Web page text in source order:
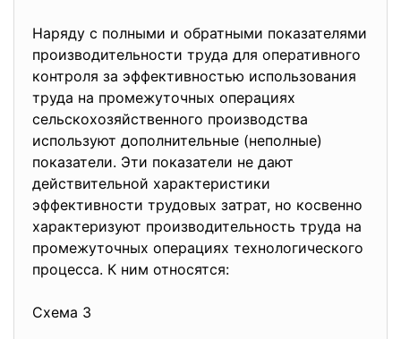
Наряду с полными и обратными показателями
производительности труда для оперативного
контроля за эффективностью использования
труда на промежуточных операциях
сельскохозяйственного производства
используют дополнительные (неполные)
показатели. Эти показатели не дают
действительной характеристики
эффективности трудовых затрат, но косвенно
характеризуют производительность труда на
промежуточных операциях технологического
процесса. К ним относятся:
Схема 3